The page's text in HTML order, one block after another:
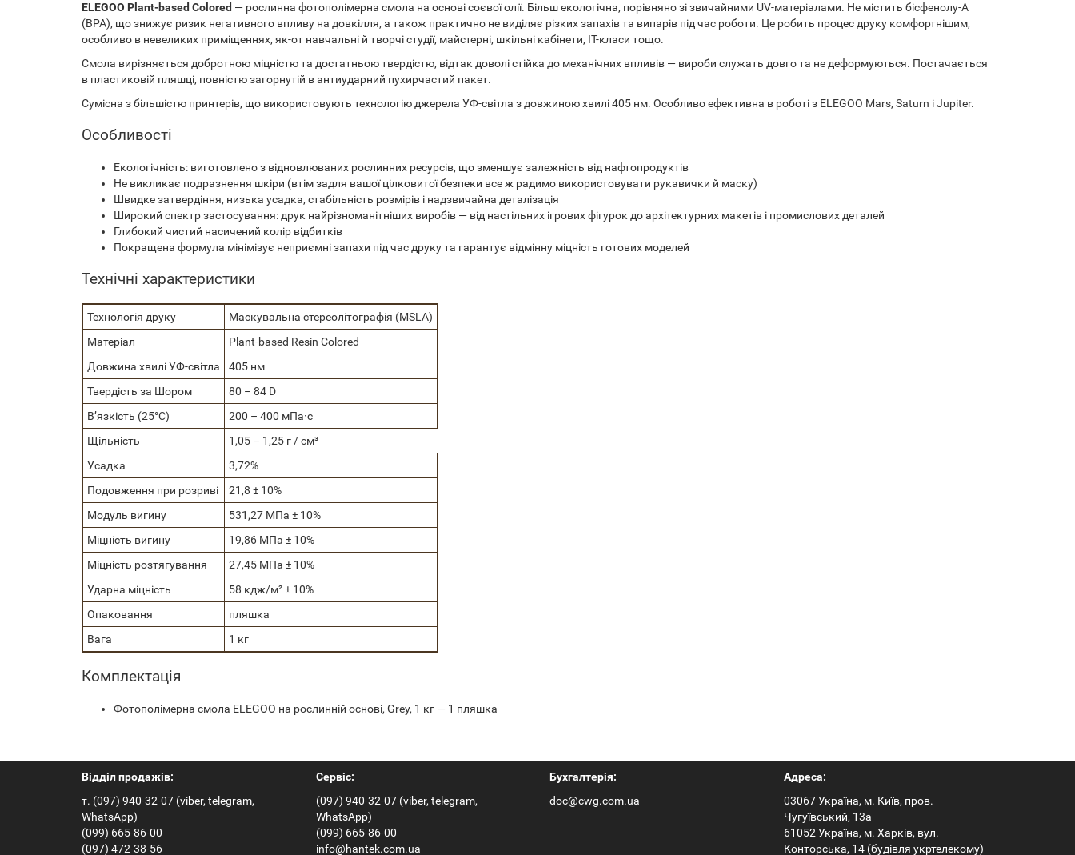
ELEGOO Plant-based Colored — рослинна фотополімерна смола на основі соєвої олії. Більш екологічна, порівняно зі звичайними UV-матеріалами. Не містить бісфенолу-А
(BPA), що знижує ризик негативного впливу на довкілля, а також практично не виділяє різких запахів та випарів під час роботи. Це робить процес друку комфортнішим,
особливо в невеликих приміщеннях, як-от навчальні й творчі студії, майстерні, шкільні кабінети, IT-класи тощо.
Смола вирізняється добротною міцністю та достатньою твердістю, відтак доволі стійка до механічних впливів — вироби служать довго та не деформуються. Постачається
в пластиковій пляшці, повністю загорнутій в антиударний пухирчастий пакет.
Сумісна з більшістю принтерів, що використовують технологію джерела УФ-світла з довжиною хвилі 405 нм. Особливо ефективна в роботі з ELEGOO Mars, Saturn і Jupiter.
Особливості
Екологічність: виготовлено з відновлюваних рослинних ресурсів, що зменшує залежність від нафтопродуктів
Не викликає подразнення шкіри (втім задля вашої цілковитої безпеки все ж радимо використовувати рукавички й маску)
Швидке затвердіння, низька усадка, стабільність розмірів і надзвичайна деталізація
Широкий спектр застосування: друк найрізноманітніших виробів — від настільних ігрових фігурок до архітектурних макетів і промислових деталей
Глибокий чистий насичений колір відбитків
Покращена формула мінімізує неприємні запахи під час друку та гарантує відмінну міцність готових моделей
Технічні характеристики
Технологія друку
Маскувальна стереолітографія (MSLA)
Матеріал
Plant-based Resin Colored
Довжина хвилі УФ-світла
405 нм
Твердість за Шором
80 – 84 D
В’язкість (25°C)
200 – 400 мПа·с
Щільність
1,05 – 1,25 г / см³
Усадка
3,72%
Подовження при розриві
21,8 ± 10%
Модуль вигину
531,27 MПa ± 10%
Міцність вигину
19,86 MПa ± 10%
Міцність розтягування
27,45 МПа ± 10%
Ударна міцність
58 кдж/м² ± 10%
Опаковання
пляшка
Вага
1 кг
Комплектація
Фотополімерна смола ELEGOO на рослинній основі, Grey, 1 кг — 1 пляшка
Відділ продажів:
т. (097) 940-32-07 (viber, telegram,
WhatsApp)
(099) 665-86-00
(097) 472-38-56
Сервіс:
(097) 940-32-07 (viber, telegram,
WhatsApp)
(099) 665-86-00
info@hantek.com.ua
Бухгалтерія:
doc@cwg.com.ua
Адреса:
03067 Україна, м. Київ, пров.
Чугуївський, 13а
61052 Україна, м. Харків, вул.
Конторська, 14 (будівля укртелекому)